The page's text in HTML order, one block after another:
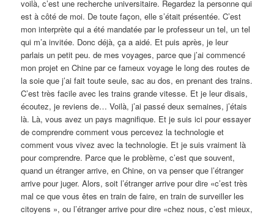
voilà, c’est une recherche universitaire. Regardez la personne qui
est à côté de moi. De toute façon, elle s’était présentée. C’est
mon interprète qui a été mandatée par le professeur un tel, un tel
qui m’a invitée. Donc déjà, ça a aidé. Et puis après, je leur
parlais un petit peu. de mes voyages, parce que j’ai commencé
mon projet en Chine par ce fameux voyage le long des routes de
la soie que j’ai fait toute seule, sac au dos, en prenant des trains.
C’est très facile avec les trains grande vitesse. Et je leur disais,
écoutez, je reviens de… Voilà, j’ai passé deux semaines, j’étais
là. Là, vous avez un pays magnifique. Et je suis ici pour essayer
de comprendre comment vous percevez la technologie et
comment vous vivez avec la technologie. Et je suis vraiment là
pour comprendre. Parce que le problème, c’est que souvent,
quand un étranger arrive, en Chine, on va penser que l’étranger
arrive pour juger. Alors, soit l’étranger arrive pour dire «c’est très
mal ce que vous êtes en train de faire, en train de surveiller les
citoyens », ou l’étranger arrive pour dire «chez nous, c’est mieux,